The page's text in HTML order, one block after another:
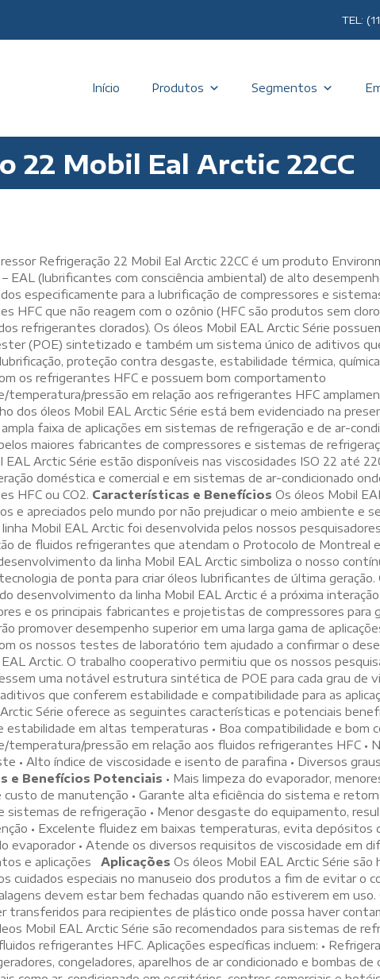
TEL:
Início Produtos Segmentos
22 Mobil Eal Arctic 22CC
Refrigeração 22 Mobil Eal Arctic 22CC é um produto
EAL (lubrificantes com consciência ambiental) de alto
especificamente para a lubrificação de compressores e
HFC que não reagem com o ozônio (HFC são produtos sem
refrigerantes clorados). Os óleos Mobil EAL Arctic Série
(POE) sintetizado e também um sistema único de aditivos
proteção contra desgaste, estabilidade térmica,
os refrigerantes HFC e possuem bom comportamento
temperatura/pressão em relação aos refrigerantes HFC
dos óleos Mobil EAL Arctic Série está bem evidenciado na
faixa de aplicações em sistemas de refrigeração e de ar-
maiores fabricantes de compressores e sistemas de
EAL Arctic Série estão disponíveis nas viscosidades ISO 22 até
doméstica e comercial e em sistemas de ar-condicionado
HFC ou CO2. Características e Benefícios Os óleos Mobil
e apreciados pelo mundo por não prejudicar o meio ambiente e
linha Mobil EAL Arctic foi desenvolvida pelos nossos
de fluidos refrigerantes que atendam o Protocolo de Montreal
da linha Mobil EAL Arctic simboliza o nosso
de ponta para criar óleos lubrificantes de última
desenvolvimento da linha Mobil EAL Arctic é a próxima
e os principais fabricantes e projetistas de compressores para
promover desempenho superior em uma larga gama de
os nossos testes de laboratório tem ajudado a confirmar o
Arctic. O trabalho cooperativo permitiu que os nossos
uma notável estrutura sintética de POE para cada grau de
que conferem estabilidade e compatibilidade para as
Série oferece as seguintes características e potenciais
estabilidade em altas temperaturas • Boa compatibilidade e bom
temperatura/pressão em relação aos fluidos refrigerantes HFC •
• Alto índice de viscosidade e isento de parafina • Diversos
e Benefícios Potenciais • Mais limpeza do evaporador,
custo de manutenção • Garante alta eficiência do sistema e
sistemas de refrigeração • Menor desgaste do equipamento,
• Excelente fluidez em baixas temperaturas, evita depósitos
evaporador • Atende os diversos requisitos de viscosidade em
e aplicações Aplicações Os óleos Mobil EAL Arctic Série são
cuidados especiais no manuseio dos produtos a fim de evitar o
devem estar bem fechadas quando não estiverem em
transferidos para recipientes de plástico onde possa haver
Mobil EAL Arctic Série são recomendados para sistemas de
refrigerantes HFC. Aplicações específicas incluem: •
congeladores, aparelhos de ar condicionado e bombas de